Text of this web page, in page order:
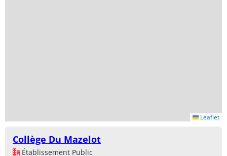
Leaflet
Collège Du Mazelot
Établissement Public